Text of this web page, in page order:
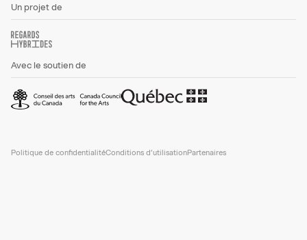
Un projet de
Avec le soutien de
Politique de confidentialitéConditions d’utilisationPartenaires